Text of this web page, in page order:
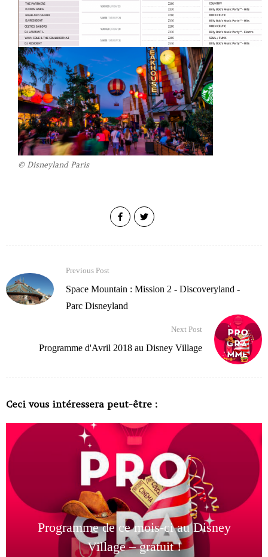
© Disneyland Paris
Previous Post
Space Mountain : Mission 2 - Discoveryland -
Parc Disneyland
Next Post
Programme d'Avril 2018 au Disney Village
Ceci vous intéressera peut-être :
Programme de ce mois-ci au Disney
Village – gratuit !